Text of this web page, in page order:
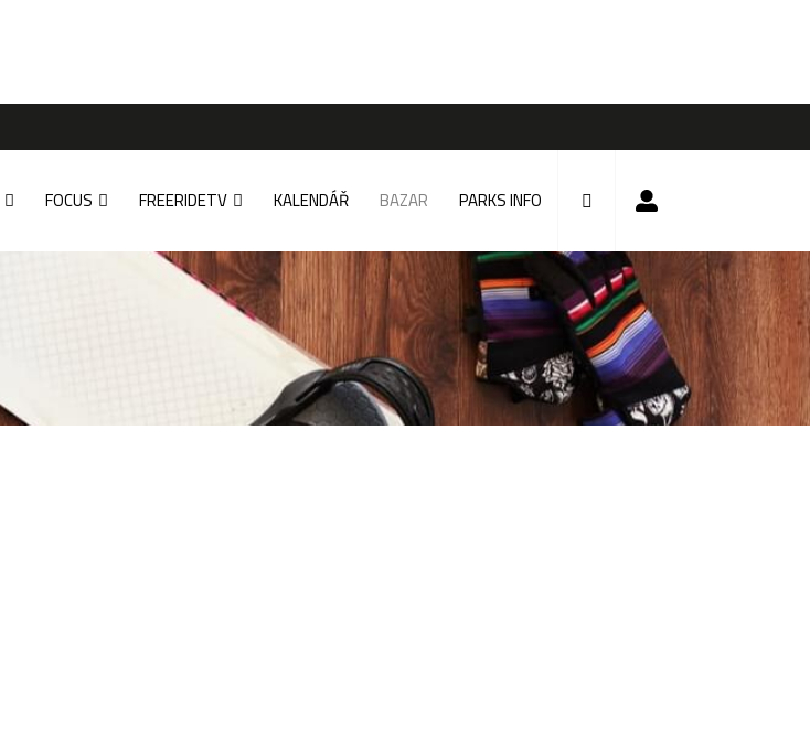
FOCUS FREERIDETV KALENDÁŘ BAZAR PARKS INFO